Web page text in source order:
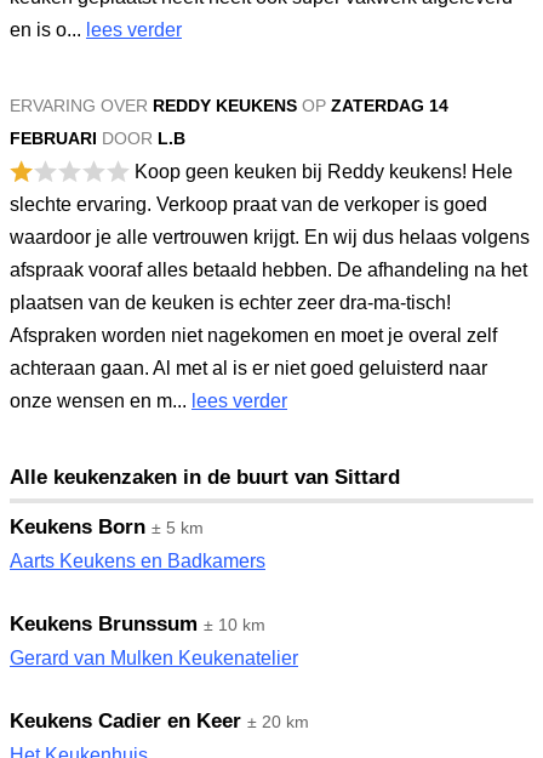
en is o... lees verder
ERVARING OVER REDDY KEUKENS OP ZATERDAG 14
FEBRUARI DOOR L.B
Koop geen keuken bij Reddy keukens! Hele
slechte ervaring. Verkoop praat van de verkoper is goed
waardoor je alle vertrouwen krijgt. En wij dus helaas volgens
afspraak vooraf alles betaald hebben. De afhandeling na het
plaatsen van de keuken is echter zeer dra-ma-tisch!
Afspraken worden niet nagekomen en moet je overal zelf
achteraan gaan. Al met al is er niet goed geluisterd naar
onze wensen en m... lees verder
Alle keukenzaken in de buurt van Sittard
Keukens Born ± 5 km
Aarts Keukens en Badkamers
Keukens Brunssum ± 10 km
Gerard van Mulken Keukenatelier
Keukens Cadier en Keer ± 20 km